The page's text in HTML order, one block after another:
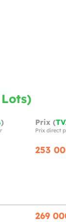
) Prix (
Prix direct
253
269